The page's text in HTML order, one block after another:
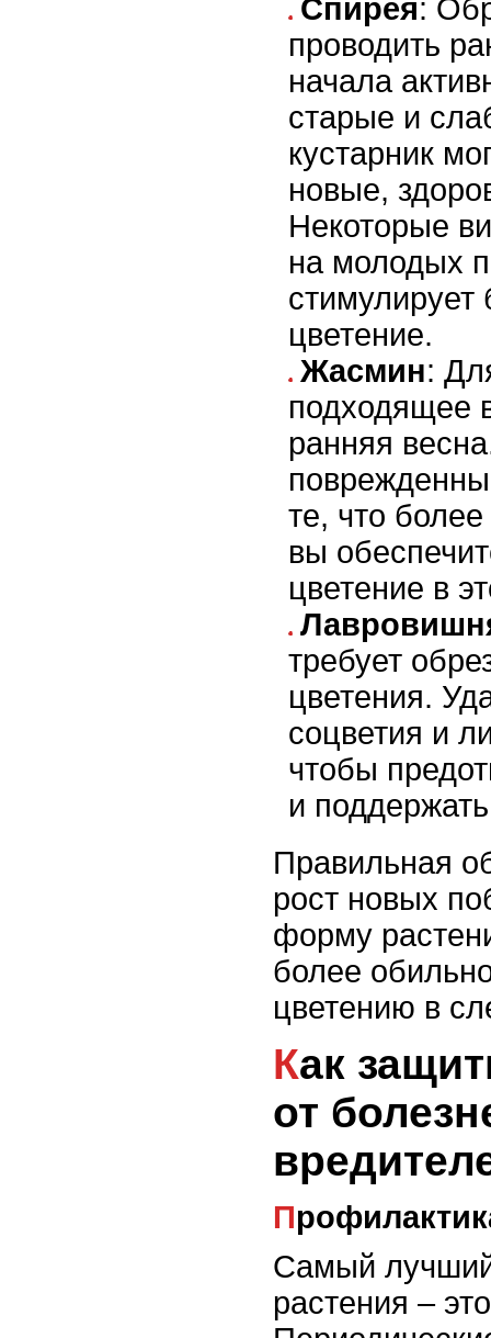
Спирея:
проводить
начала
старые и
кустарник
новые,
Некоторые
на молодых
стимулирует
цветение.
Жасмин:
подходящее
ранняя
те, что
вы
цветение в
требует
цветения.
соцветия и
чтобы
и
Правильная
рост новых
форму
более
цветению в
Как защитить растения
от
Самый
растения –